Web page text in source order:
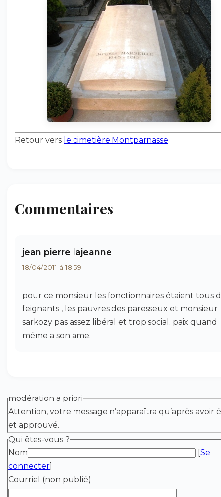
Retour vers le cimetière Montparnasse
Commentaires
jean pierre lajeanne
18/04/2011 à 18:59
pour ce monsieur les fonctionnaires étaient tous
feignants , les pauvres des paresseux et monsieur
sarkozy pas assez libéral et trop social. paix quand
méme a son ame.
modération a priori
Attention, votre message n’apparaîtra qu’après avoir
et approuvé.
Qui êtes-vous ?
Nom
[Se
connecter]
Courriel (non publié)